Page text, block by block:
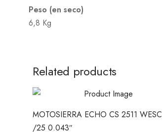
Peso (en seco)
6,8 Kg
Related products
MOTOSIERRA ECHO CS 2511 WESC
/25 0.043″